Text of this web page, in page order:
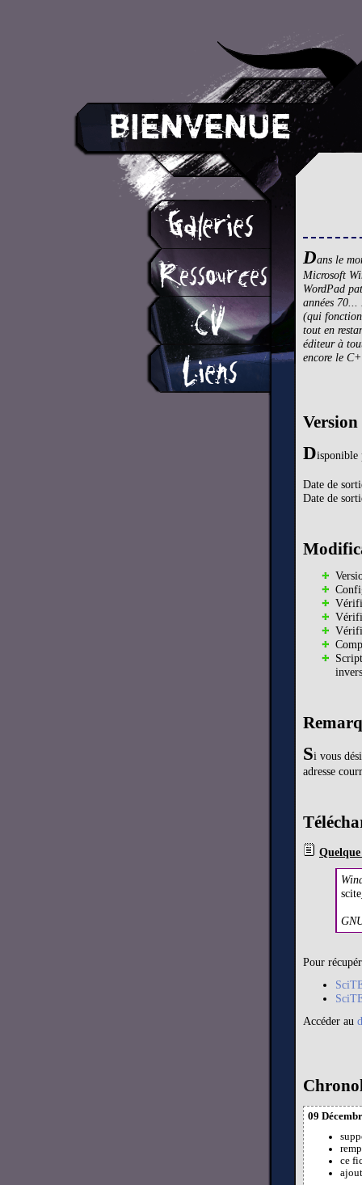
Dans le
Microsoft
WordPad
années
(qui
tout en
éditeur à
encore le
Version
Disponible
Date de
Date de
Si vous
adresse
Pour
Accéder au
09
ce